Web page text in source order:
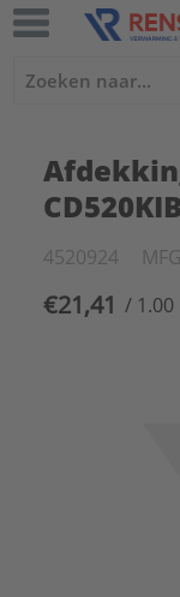
4520924
€21,41 / 1.00